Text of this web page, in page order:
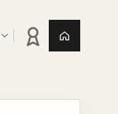
Statistik latihan